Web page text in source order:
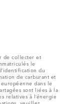
de collecter et
le
du
de carburant et
dans le
sont liées à la
relatives à l’énergie